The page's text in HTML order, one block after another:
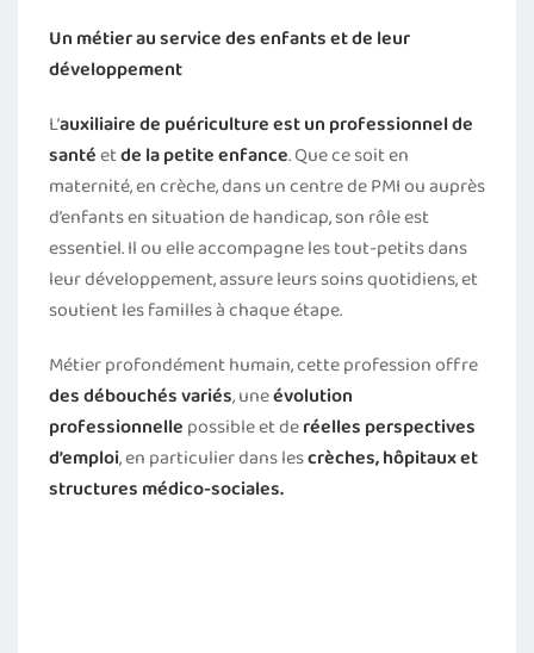
Un métier au service des enfants et de leur
développement
L’auxiliaire de puériculture est un professionnelde
santéetde la petite enfance. Que ce soit en
maternité, en crèche, dans un centre de PMI ou auprès
d’enfants en situation de handicap, son rôle est
essentiel. Il ou elle accompagne les tout-petits dans
leur développement, assure leurs soins quotidiens, et
soutient les familles à chaque étape.
Métier profondément humain, cette profession offre
des débouchés variés, uneévolution
professionnelle possible et deréelles perspectives
d’emploi, en particulier dans lescrèches, hôpitaux et
structures médico-sociales.